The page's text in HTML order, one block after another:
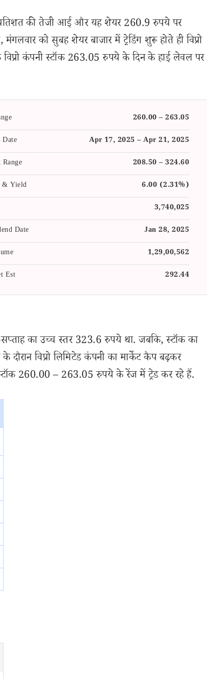
की तेजी आई और यह शेयर 260.9 रुपये पर
को सुबह शेयर बाजार में ट्रेडिंग शुरू होते ही विप्रो
कंपनी स्टॉक 263.05 रुपये के दिन के हाई लेवल पर
260.00 – 263.05
Date
Apr 17, 2025 – Apr 21, 2025
208.50 – 324.60
& Yield
6.00 (2.31%)
3,740,025
Date
Jan 28, 2025
1,29,00,562
Est 292.44
का उच्च स्तर 323.6 रुपये था. जबकि, स्टॉक का
विप्रो लिमिटेड कंपनी का मार्केट कैप बढ़कर
260.00 – 263.05 रुपये के रेंज में ट्रेड कर रहे हैं.